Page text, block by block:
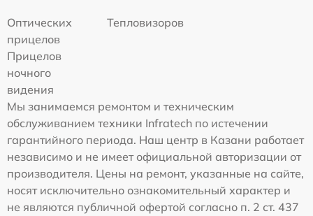
Оптических
прицелов
Тепловизоров
Прицелов
ночного
видения
Мы занимаемся ремонтом и техническим
обслуживанием техники Infratech по истечении
гарантийного периода. Наш центр в Казани работает
независимо и не имеет официальной авторизации от
производителя. Цены на ремонт, указанные на сайте,
носят исключительно ознакомительный характер и
не являются публичной офертой согласно п. 2 ст. 437